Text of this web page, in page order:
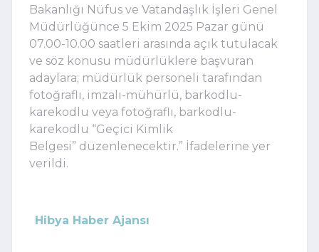
Bakanlığı Nüfus ve Vatandaşlık İşleri Genel
Müdürlüğünce 5 Ekim 2025 Pazar günü
07.00-10.00 saatleri arasında açık tutulacak
ve söz konusu müdürlüklere başvuran
adaylara; müdürlük personeli tarafından
fotoğraflı, imzalı-mühürlü, barkodlu-
karekodlu veya fotoğraflı, barkodlu-
karekodlu “Geçici Kimlik
Belgesi” düzenlenecektir.” İfadelerine yer
verildi.
Hibya Haber Ajansı